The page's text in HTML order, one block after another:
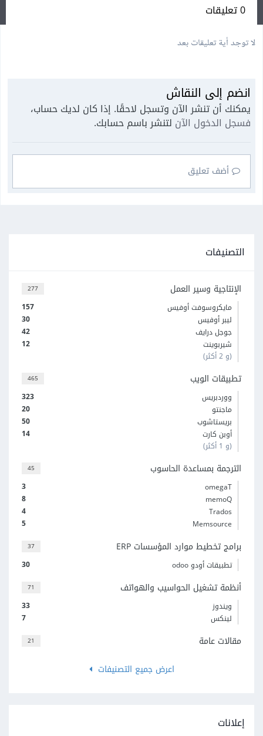
0 تعليقات
لا توجد أية تعليقات بعد
انضم إلى النقاش
يمكنك أن تنشر الآن وتسجل لاحقًا. إذا كان لديك حساب،
فسجل الدخول الآن لتنشر باسم حسابك.
أضف تعليق
التصنيفات
277 الإنتاجية وسير العمل
157
مايكروسوفت أوفيس
30
ليبر أوفيس
42
جوجل درايف
12
شيربوينت
(و 2 أكثر)
465 تطبيقات الويب
323
ووردبريس
20
ماجنتو
50
بريستاشوب
14
أوبن كارت
(و 1 أكثر)
45 الترجمة بمساعدة الحاسوب
3
omegaT
8
memoQ
4
Trados
5
Memsource
37 برامج تخطيط موارد المؤسسات ERP
30 تطبيقات أودو odoo
71 أنظمة تشغيل الحواسيب والهواتف
33
ويندوز
7
لينكس
21
مقالات عامة
اعرض جميع التصنيفات
إعلانات